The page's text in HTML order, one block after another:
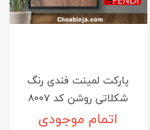
پارکت لمینت فندی رنگ
شکلاتی روشن کد 8007
اتمام موجودی